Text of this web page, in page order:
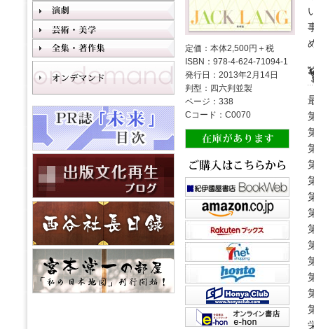
定価：本体2,500円＋税
ISBN：978-4-624-71094-1
発行日：2013年2月14日
判型：四六判並製
ページ：338
Cコード：C0070